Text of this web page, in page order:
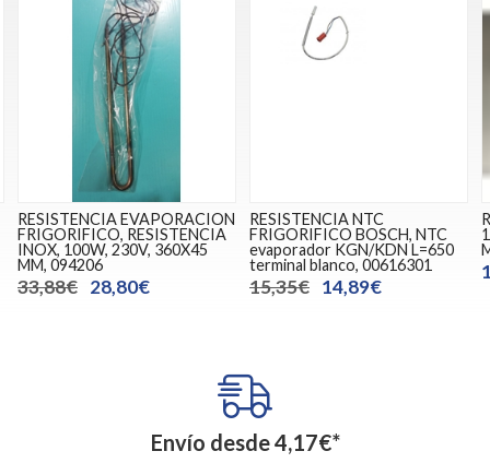
RESISTENCIA EVAPORACION
FRIGORIFICO, RESISTENCIA
INOX, 100W, 230V, 360X45
MM, 094206
33,88€ 28,80€
RESISTENCIA NTC
FRIGORIFICO BOSCH, NTC
evaporador KGN/KDN L=650
terminal blanco, 00616301
15,35€ 14,89€
Envío desde4,17€*